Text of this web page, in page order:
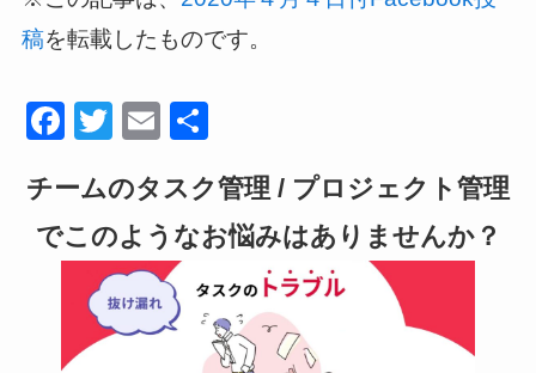
稿を転載したものです。
F
c
e
b
o
T
tt
er
E
ail
チームのタスク管理 / プロジェクト管理
でこのようなお悩みはありませんか？